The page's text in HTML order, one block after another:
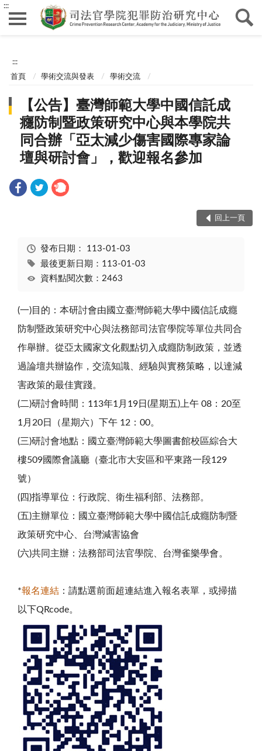
:::
:::
首頁 學術交流與發表 學術交流
【公告】臺灣師範大學中國信託成
癮防制暨政策研究中心與本學院共
同合辦「亞太減少傷害國際專家論
壇與研討會」，歡迎報名參加
回上一頁
發布日期： 113-01-03
最後更新日期：113-01-03
資料點閱次數：2463
(一)目的：本研討會由國立臺灣師範大學中國信託成癮
防制暨政策研究中心與法務部司法官學院等單位共同合
作舉辦。從亞太國家文化觀點切入成癮防制政策，並透
過論壇共辦協作，交流知識、經驗與實務策略，以達減
害政策的最佳實踐。
(二)研討會時間： 113年1 月 19日(星期五)上午 08：20至
1月20日（星期六）下午 12：00。
(三)研討會地點：國立臺灣師範大學圖書館校區綜合大
樓509國際會議廳（臺北市大安區和平東路一段129
號）
(四)指導單位：行政院、衛生福利部、法務部。
(五)主辦單位：國立臺灣師範大學中國信託成癮防制暨
政策研究中心、台灣減害協會
(六)共同主辦：法務部司法官學院、台灣雀樂學會。
*報名連結 ：請點選前面超連結進入報名表單，或掃描
以下QRcode。